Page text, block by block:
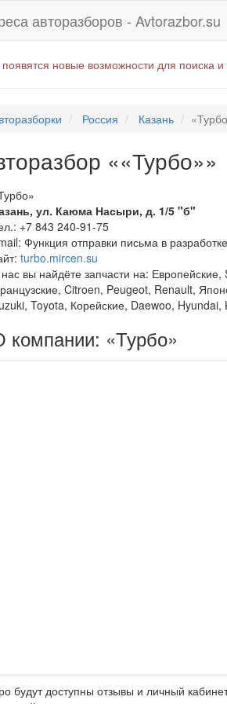
авторазборов - Avtorazbor.su
новые возможности для поиска и
Россия Казань
««Турбо»»
, ул. Каюма Насыри, д. 1/5 "б"
+7 843 240-91-75
Функция отправки письма в разработке
turbo.mircen.su
вы найдёте запчасти на:
Citroen, Peugeot, Renault,
Toyota, Корейские, Daewoo,
компании: «Турбо»
будут доступны отзывы и личный